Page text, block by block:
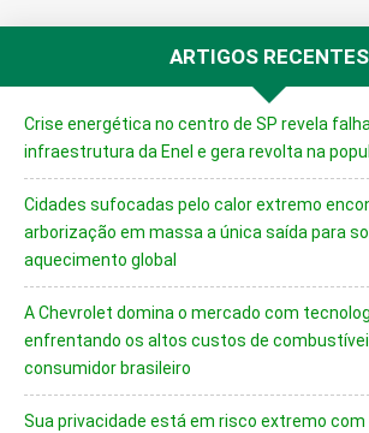
ARTIGOS RECENTES
Crise energética no centro de SP revela
infraestrutura da Enel e gera revolta na
Cidades sufocadas pelo calor extremo
arborização em massa a única saída para
aquecimento global
A Chevrolet domina o mercado com
enfrentando os altos custos de
consumidor brasileiro
Sua privacidade está em risco extremo